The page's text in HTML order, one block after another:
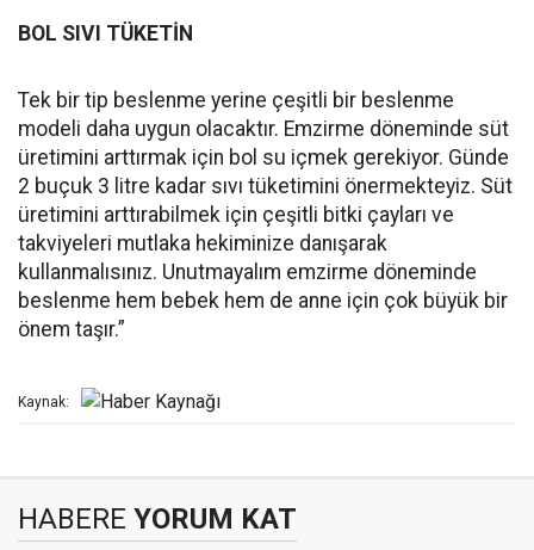
BOL SIVI TÜKETİN
Tek bir tip beslenme yerine çeşitli bir beslenme
modeli daha uygun olacaktır. Emzirme döneminde süt
üretimini arttırmak için bol su içmek gerekiyor. Günde
2 buçuk 3 litre kadar sıvı tüketimini önermekteyiz. Süt
üretimini arttırabilmek için çeşitli bitki çayları ve
takviyeleri mutlaka hekiminize danışarak
kullanmalısınız. Unutmayalım emzirme döneminde
beslenme hem bebek hem de anne için çok büyük bir
önem taşır.”
Kaynak:
HABERE YORUM KAT